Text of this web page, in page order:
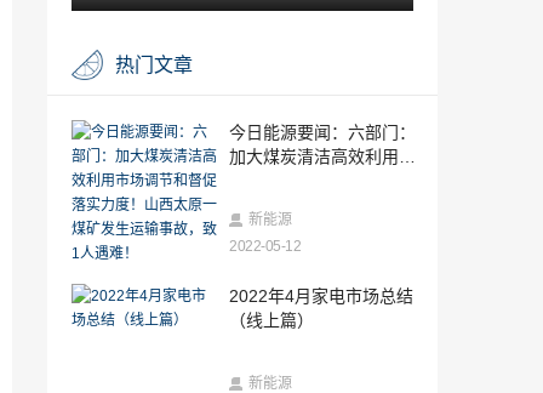
2022-05-12
生能源补贴
今日能源要闻：六部门：加大煤炭清洁高
效利用市场调节和督促落实力度！山西太
原一煤矿发生运输事故，致1人遇难！
2022-05-12
发电量从5667亿度到6万亿度！中国风电
凭什么？
2022-05-12
重庆：加快风电、分布式光伏发电规划建
设！加快智能网联新能源汽车发展！
138GW！源网荷储+多能互补1-4月装机统
热门文章
今日能源要闻：六部门：
加大煤炭清洁高效利用市
事故，致1人遇难！
新能源
2022-05-12
2022年4月家电市场总结
（线上篇）
新能源